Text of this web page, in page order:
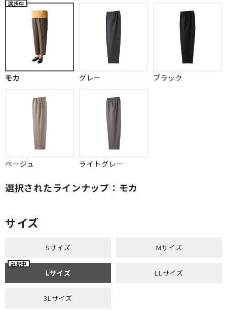
モカ グレー ブラック
ベージュ ライトグレー
選択されたラインナップ：モカ
サイズ
Sサイズ Mサイズ
Lサイズ LLサイズ
3Lサイズ